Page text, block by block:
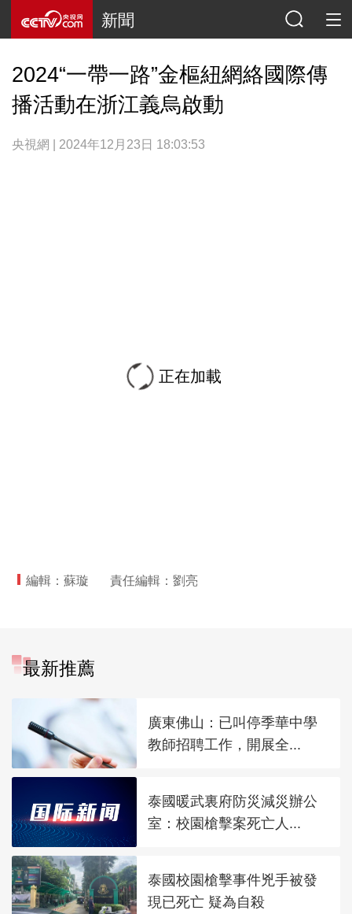
新聞
2024“一帶一路”金樞紐網絡國際傳
播活動在浙江義烏啟動
央視網 | 2024年12月23日 18:03:53
正在加載
編輯：蘇璇 責任編輯：劉亮
最新推薦
廣東佛山：已叫停季華中學
教師招聘工作，開展全...
泰國暖武裏府防災減災辦公
室：校園槍擊案死亡人...
泰國校園槍擊事件兇手被發
現已死亡 疑為自殺